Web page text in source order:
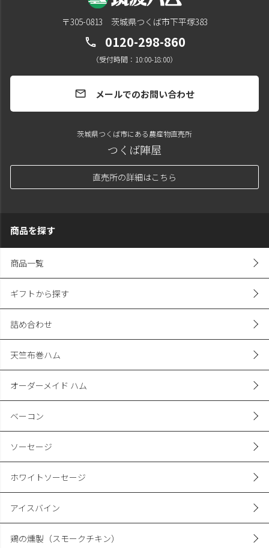
〒305-0813 茨城県つくば市下平塚383
call 0120-298-860
（受付時間：10:00-18:00）
mail メールでのお問い合わせ
茨城県つくば市にある農産物直売所
つくば陣屋
直売所の詳細はこちら
商品を探す
商品一覧
ギフトから探す
詰め合わせ
天竺布巻ハム
オーダーメイド ハム
ベーコン
ソーセージ
ホワイトソーセージ
アイスバイン
鶏の燻製（スモークチキン）